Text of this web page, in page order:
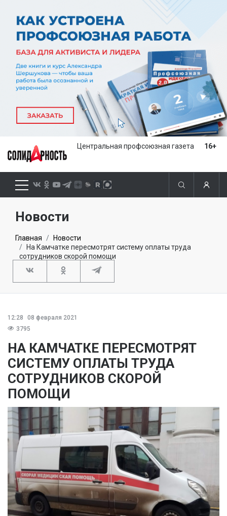
Центральная профсоюзная газета 16+
Новости
Главная
Новости
На Камчатке пересмотрят систему оплаты труда
сотрудников скорой помощи
12:28
08 февраля 2021
3795
НА КАМЧАТКЕ ПЕРЕСМОТРЯТ
СИСТЕМУ ОПЛАТЫ ТРУДА
СОТРУДНИКОВ СКОРОЙ
ПОМОЩИ